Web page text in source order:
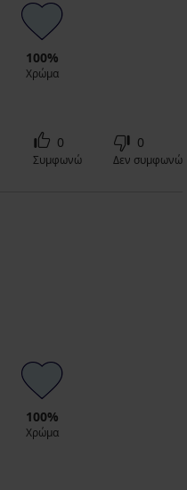
100%
Χρώμα
0
Συμφωνώ
0
Δεν συμφωνώ
100%
Χρώμα